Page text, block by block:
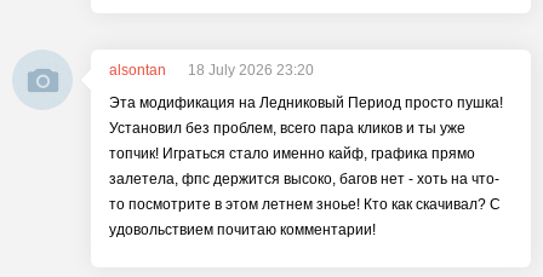
alsontan
18 July 2026 23:20
Эта модификация на Ледниковый Период просто пушка!
Установил без проблем, всего пара кликов и ты уже
топчик! Играться стало именно кайф, графика прямо
залетела, фпс держится высоко, багов нет - хоть на что-
то посмотрите в этом летнем зноье! Кто как скачивал? С
удовольствием почитаю комментарии!